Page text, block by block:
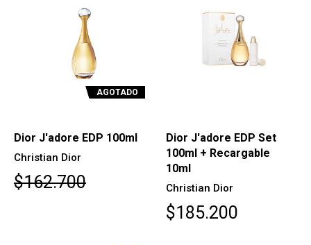
AGOTADO
Dior J'adore EDP 100ml
Christian Dior
$162.700
Dior J'adore EDP Set
100ml + Recargable
10ml
Christian Dior
$185.200